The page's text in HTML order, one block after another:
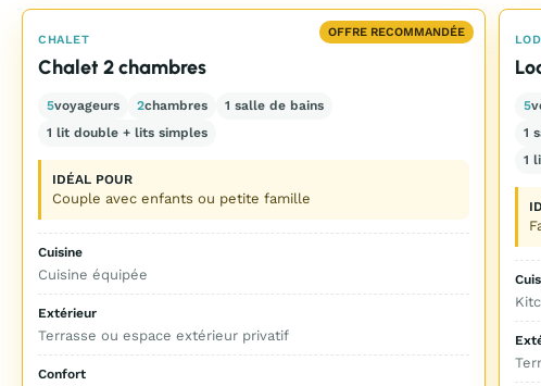
OFFRE RECOMMANDÉE
CHALET
Chalet 2 chambres
5voyageurs 2chambres
1 salle de bains
1 lit double + lits simples
IDÉAL POUR
Couple avec enfants ou petite famille
Cuisine
Cuisine équipée
Extérieur
Terrasse ou espace extérieur privatif
Confort
5
1
1